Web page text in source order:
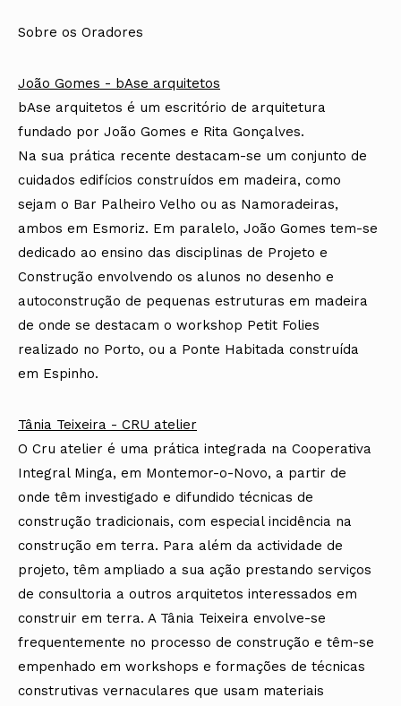
Sobre os Oradores
João Gomes - bAse arquitetos
bAse arquitetos é um escritório de arquitetura
fundado por João Gomes e Rita Gonçalves.
Na sua prática recente destacam-se um conjunto de
cuidados edifícios construídos em madeira, como
sejam o Bar Palheiro Velho ou as Namoradeiras,
ambos em Esmoriz. Em paralelo, João Gomes tem-se
dedicado ao ensino das disciplinas de Projeto e
Construção envolvendo os alunos no desenho e
autoconstrução de pequenas estruturas em madeira
de onde se destacam o workshop Petit Folies
realizado no Porto, ou a Ponte Habitada construída
em Espinho.
Tânia Teixeira - CRU atelier
O Cru atelier é uma prática integrada na Cooperativa
Integral Minga, em Montemor-o-Novo, a partir de
onde têm investigado e difundido técnicas de
construção tradicionais, com especial incidência na
construção em terra. Para além da actividade de
projeto, têm ampliado a sua ação prestando serviços
de consultoria a outros arquitetos interessados em
construir em terra. A Tânia Teixeira envolve-se
frequentemente no processo de construção e têm-se
empenhado em workshops e formações de técnicas
construtivas vernaculares que usam materiais